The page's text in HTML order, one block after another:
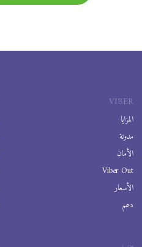
VIBER
المزايا
مدونة
الأمان
Viber Out
الأسعار
دعم